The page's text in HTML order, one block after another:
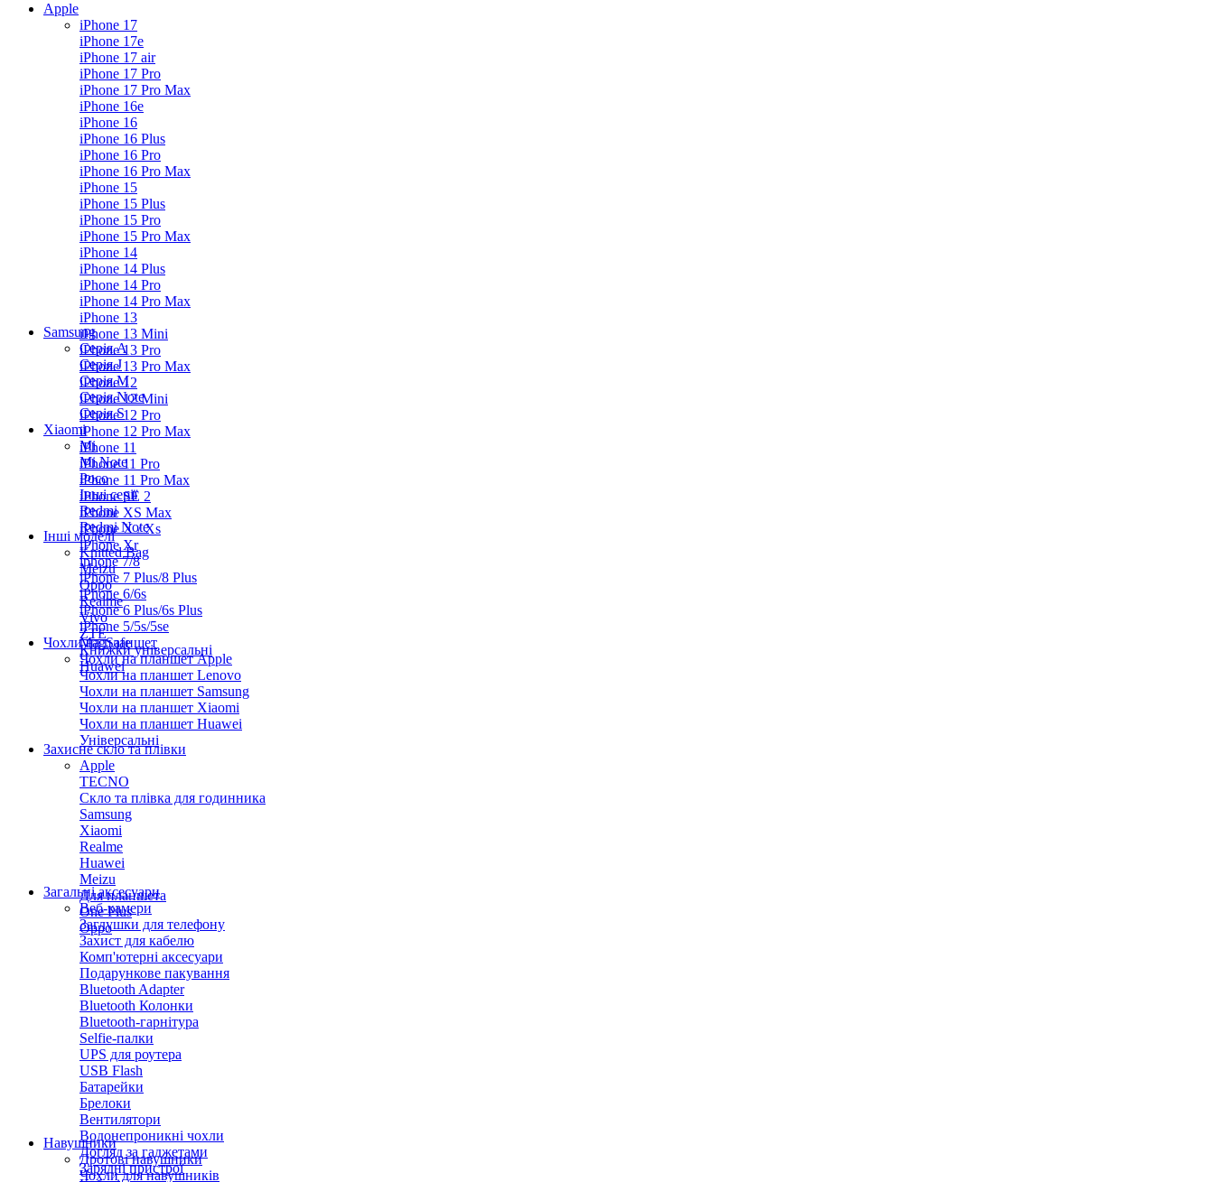
Apple
iPhone 17
iPhone 17e
iPhone 17 air
iPhone 17 Pro
iPhone 17 Pro Max
iPhone 16e
iPhone 16
iPhone 16 Plus
iPhone 16 Pro
iPhone 16 Pro Max
iPhone 15
iPhone 15 Plus
iPhone 15 Pro
iPhone 15 Pro Max
iPhone 14
iPhone 14 Plus
iPhone 14 Pro
iPhone 14 Pro Max
iPhone 13
iPhone 13 Mini
iPhone 13 Pro
iPhone 13 Pro Max
iPhone 12
iPhone 12 Mini
iPhone 12 Pro
iPhone 12 Pro Max
iPhone 11
iPhone 11 Pro
iPhone 11 Pro Max
iPhone SE 2
iPhone XS Max
iPhone X / Xs
iPhone Xr
iphone 7/8
iPhone 7 Plus/8 Plus
iPhone 6/6s
iPhone 6 Plus/6s Plus
iPhone 5/5s/5se
MagSafe
Samsung
Серія А
Серiя J
Серiя M
Серія Note
Серія S
Xiaomi
Mi
Mi Note
Poco
Інші серії
Redmi
Redmi Note
Інші моделі
Knitted Bag
Meizu
Oppo
Realme
Vivo
ZTE
Книжки універсальні
Huawei
Чохли на планшет
Чохли на планшет Apple
Чохли на планшет Lenovo
Чохли на планшет Samsung
Чохли на планшет Xiaomi
Чохли на планшет Huawei
Універсальні
Захисне скло та плівки
Apple
TECNO
Скло та плівка для годинника
Samsung
Xiaomi
Realme
Huawei
Meizu
Для планшета
One Plus
Oppo
Загальні аксесуари
Веб-камери
Заглушки для телефону
Захист для кабелю
Комп'ютерні аксесуари
Подарункове пакування
Bluetooth Adapter
Bluetooth Колонки
Bluetooth-гарнітура
Selfie-палки
UPS для роутера
USB Flash
Батарейки
Брелоки
Вентилятори
Водонепроникні чохли
Догляд за гаджетами
Зарядні пристрої
Навушники
Дротові навушники
Чохли для навушників